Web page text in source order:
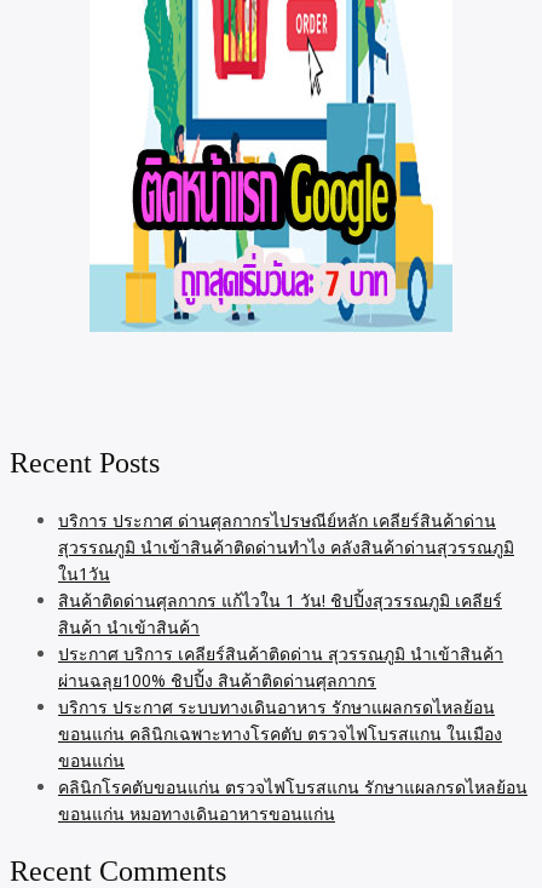
Recent Posts
บริการ ประกาศ ด่านศุลกากรไปรษณีย์หลัก เคลียร์สินค้าด่าน
สุวรรณภูมิ นำเข้าสินค้าติดด่านทำไง คลังสินค้าด่านสุวรรณภูมิ
ใน1วัน
สินค้าติดด่านศุลกากร แก้ไวใน 1 วัน! ชิปปิ้งสุวรรณภูมิ เคลียร์
สินค้า นำเข้าสินค้า
ประกาศ บริการ เคลียร์สินค้าติดด่าน สุวรรณภูมิ นำเข้าสินค้า
ผ่านฉลุย100% ชิปปิ้ง สินค้าติดด่านศุลกากร
บริการ ประกาศ ระบบทางเดินอาหาร รักษาแผลกรดไหลย้อน
ขอนแก่น คลินิกเฉพาะทางโรคตับ ตรวจไฟโบรสแกน ในเมือง
ขอนแก่น
คลินิกโรคตับขอนแก่น ตรวจไฟโบรสแกน รักษาแผลกรดไหลย้อน
ขอนแก่น หมอทางเดินอาหารขอนแก่น
Recent Comments